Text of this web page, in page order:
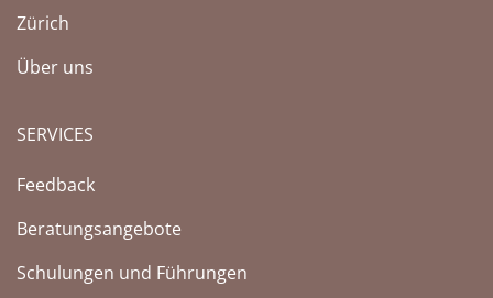
Zürich
Über uns
SERVICES
Feedback
Beratungsangebote
Schulungen und Führungen